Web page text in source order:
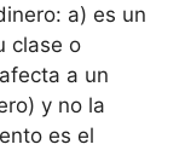
a) es un
clase o
a un
y no la
es el